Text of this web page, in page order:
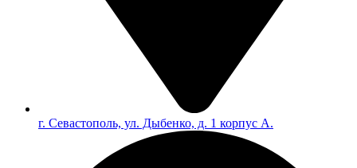
г. Севастополь, ул. Дыбенко, д. 1 корпус А.